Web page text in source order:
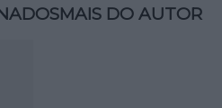
MAIS DO AUTOR